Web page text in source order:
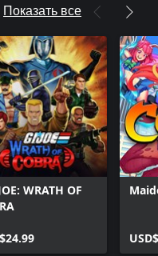
Показать все
WRATH OF